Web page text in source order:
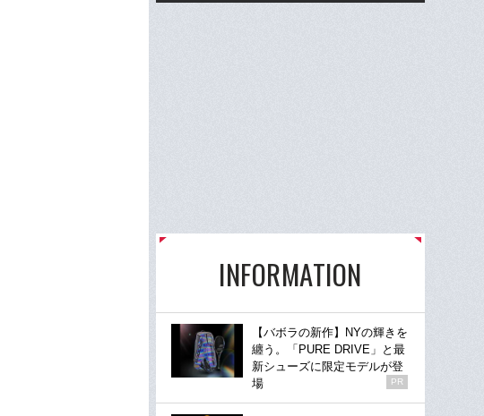
INFORMATION
【バボラの新作】NYの輝きを
纏う。「PURE DRIVE」と最
新シューズに限定モデルが登
場
PR